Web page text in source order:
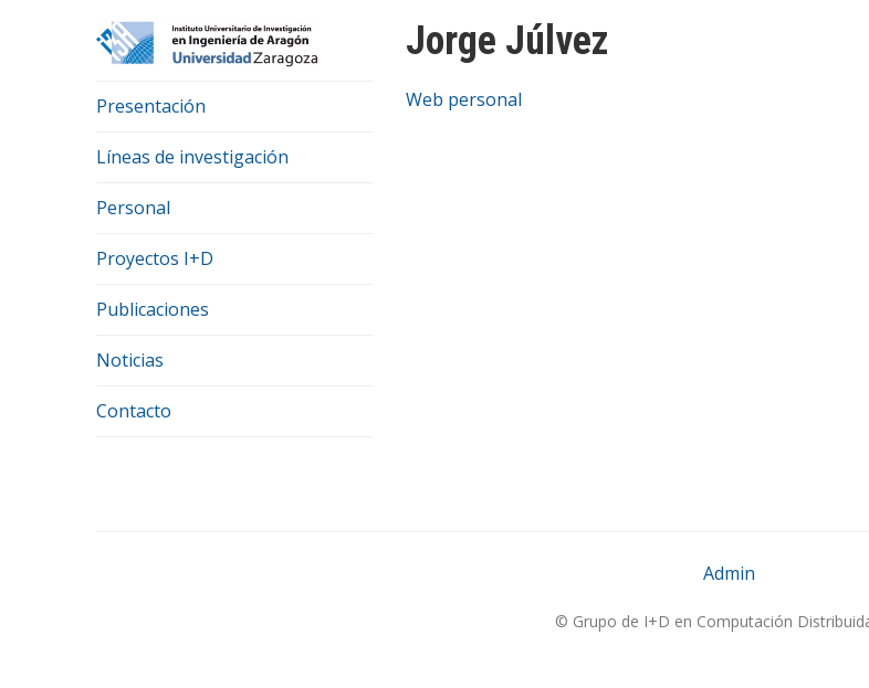
Presentación
Líneas de investigación
Personal
Proyectos I+D
Publicaciones
Noticias
Contacto
Jorge Júlvez
Web personal
Admin
© Grupo de I+D en Computación